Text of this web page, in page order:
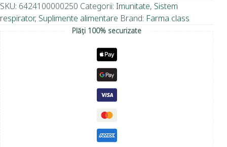
SKU: 6424100000250 Categorii: Imunitate, Sistem
respirator, Suplimente alimentare Brand: Farma class
Plăți 100% securizate